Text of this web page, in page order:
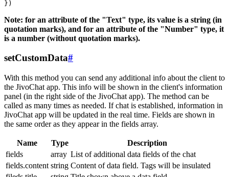
Note: for an attribute of the "Text" type, its value is a string (in
quotation marks), and for an attribute of the "Number" type, it
is a number (without quotation marks).
setCustomData#
With this method you can send any additional info about the client to
the JivoChat app. This info will be shown in the client's information
panel (in the right side of the JivoChat app). The method can be
called as many times as needed. If chat is established, information in
JivoChat app will be updated in the real time. Fields are shown in
the same order as they appear in the fields array.
Name Type
Description
fields
array List of additional data fields of the chat
fields.content string Content of data field. Tags will be insulated